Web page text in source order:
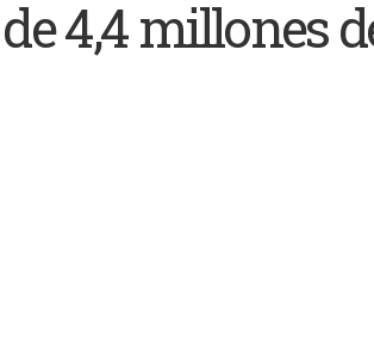
4,4 millones